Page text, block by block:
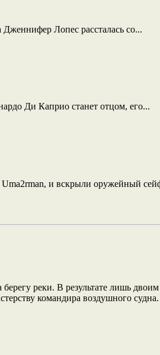
Лопес рассталась со...
Ди Каприо станет отцом, его...
Uma2rman, и вскрыли оружейный
реки. В результате лишь
командира воздушного